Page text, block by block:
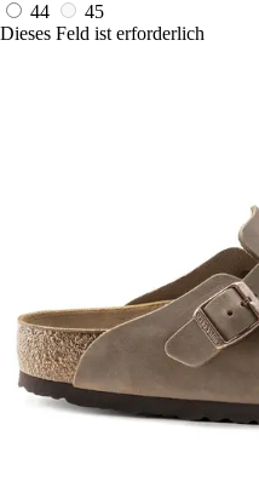
44
45
Dieses Feld ist erforderlich